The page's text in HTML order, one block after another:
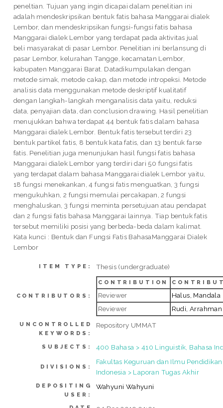
peneltian. Tujuan yang ingin dicapai dalam penelitian ini
adalah mendeskripsikan bentuk fatis bahasa Manggarai dialek
Lembor, dan mendeskripsikan fungsi-fungsi fatis bahasa
Manggarai dialek Lembor yang terdapat pada aktivitas jual
beli masyarakat di pasar Lembor. Penelitian ini berlansung di
pasar Lembor, kelurahan Tangge, kecamatan Lembor,
kabupaten Manggarai Barat. Datadikumpulakan dengan
metode simak, metode cakap, dan metode intropeksi. Metode
analisis data menggunakan metode deskriptif kualitatif
dengan langkah-langkah menganalisis data yaitu, reduksi
data, penyajian data, dan conclusion drawing. Hasil penelitian
menujukkan bahwa terdapat 44 bentuk fatis dalam bahasa
Manggarai dialek Lembor. Bentuk fatis tersebut terdiri 23
bentuk partikel fatis, 8 bentuk kata fatis, dan 13 bentuk farse
fatis. Penelitian juga menunjukan hasil fungsi fatis bahasa
Manggarai dialek Lembor yang terdiri dari 50 fungsi fatis
yang terdapat dalam bahasa Manggarai dialek Lembor yaitu,
18 fungsi menekankan, 4 fungsi fatis menguatkan, 3 fungsi
mengukuhkan, 2 fungsi memulai percakapan, 2 fungsi
menghaluskan, 3 fungsi meminta persetujuan atau pendapat
dan 2 fungsi fatis bahasa Manggarai lainnya. Tiap bentuk fatis
tersebut memiliki posisi yang berbeda-beda dalam kalimat.
Kata kunci : Bentuk dan Fungsi Fatis BahasaManggarai Dialek
Lembor
ITEM TYPE: Thesis (undergraduate)
CONTRIBUTORS:
CONTRIBUTION
Reviewer
Halus, Mandala
Reviewer
Rudi, Arrahman
UNCONTROLLED
KEYWORDS:
Repository UMMAT
SUBJECTS: 400 Bahasa > 410 Linguistik, Bahasa
DIVISIONS:
Fakultas Keguruan dan Ilmu
Indonesia > Laporan Tugas Akhir
DEPOSITING
USER:
Wahyuni Wahyuni